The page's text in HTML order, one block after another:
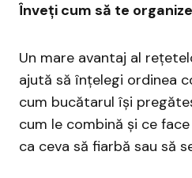
Înveți cum să te
Un mare avantaj al
ajută să înțelegi ordinea
cum bucătarul își
cum le combină și ce
ca ceva să fiarbă sau să